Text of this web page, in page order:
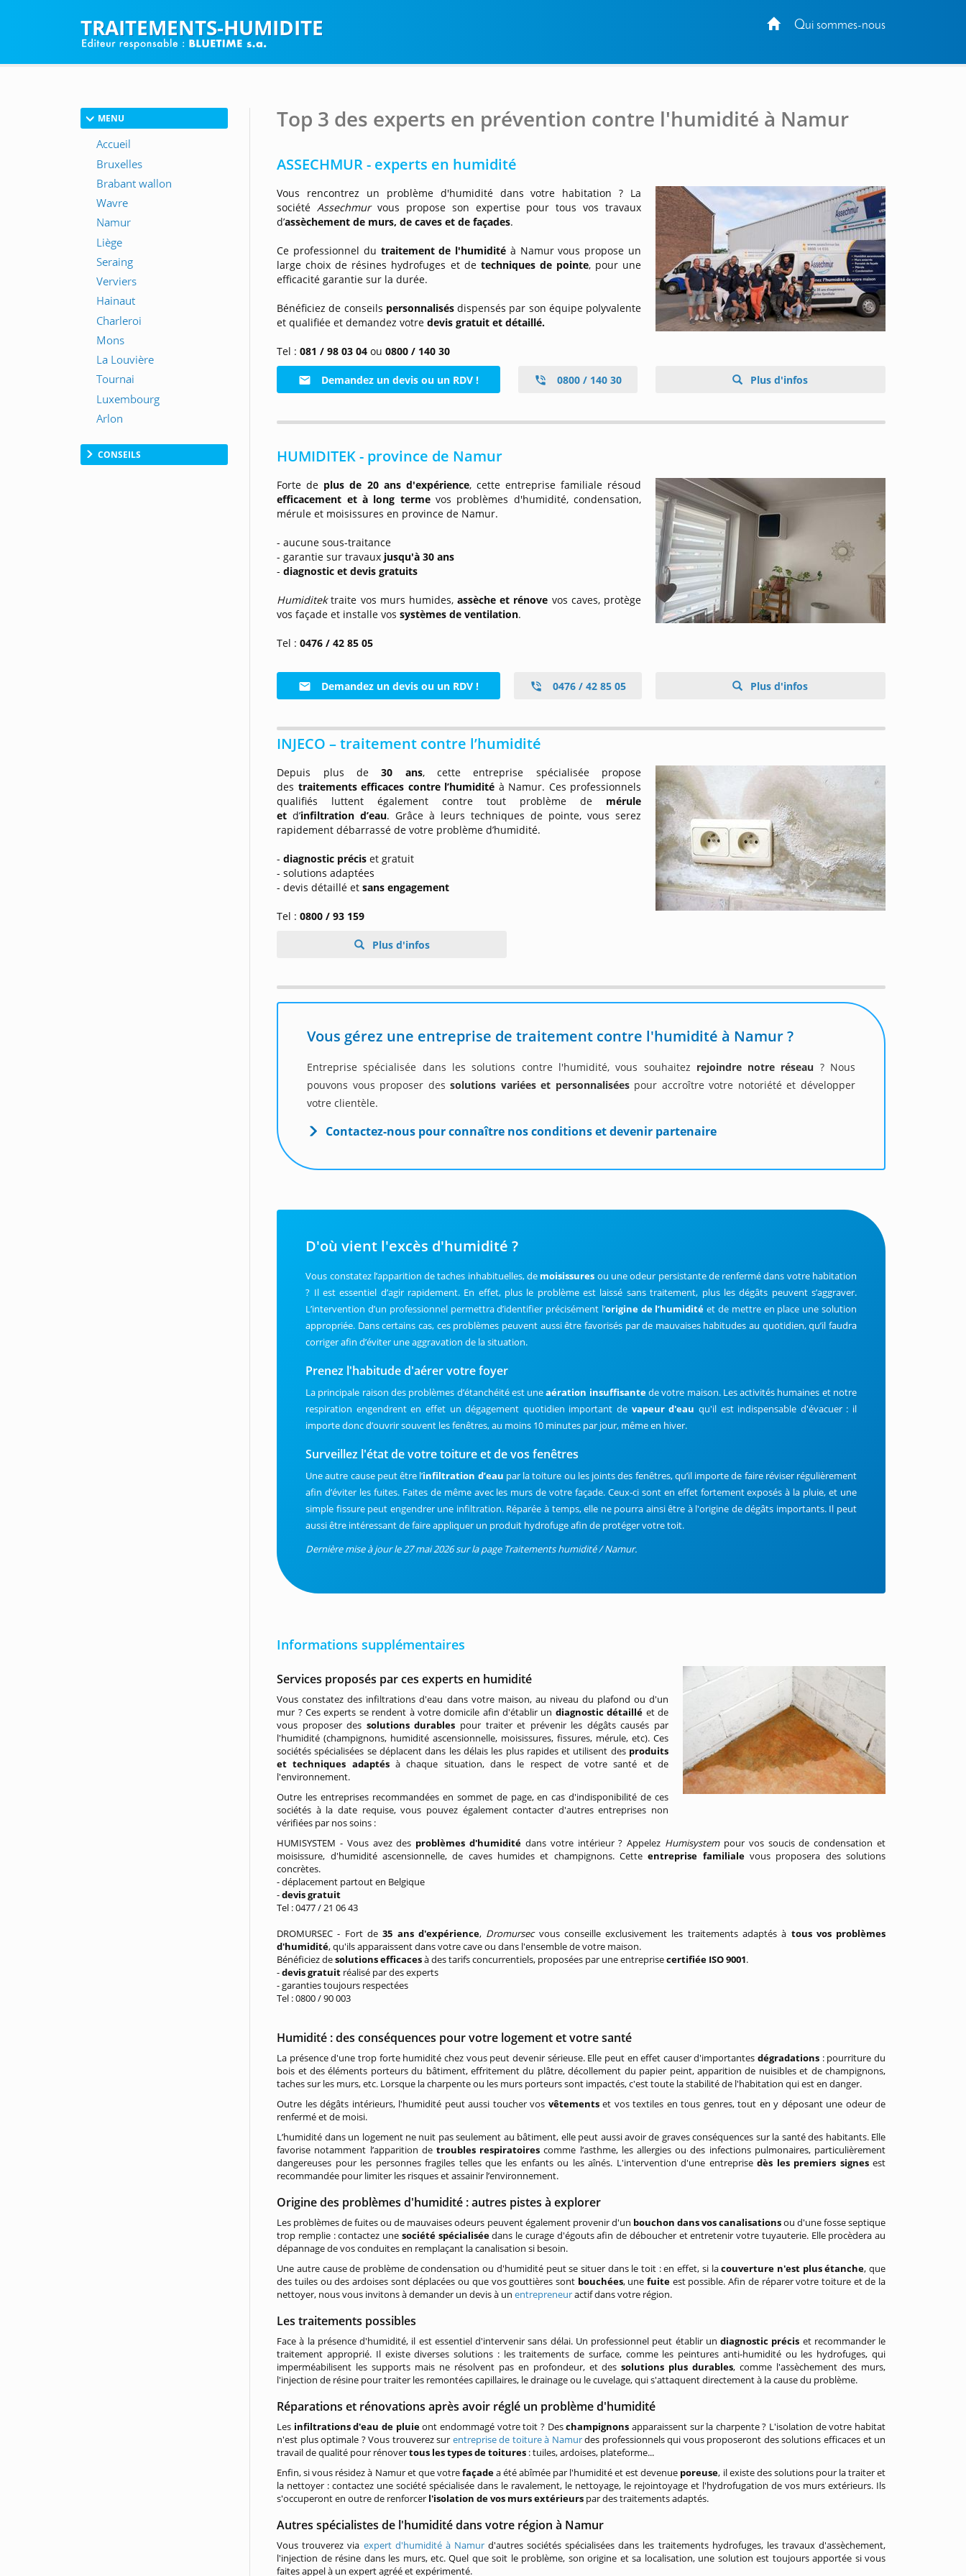
Qui sommes-nous
TRAITEMENTS-HUMIDITE
MENU
CONSEILS
Top 3 des experts en prévention contre l'humidité à Namur
ASSECHMUR - experts en humidité
Vous rencontrez un problème d'humidité dans votre habitation ? La
sociétéAssechmur vous propose son expertise pour tous vos travaux
d’assèchement de murs, de caves et de façades.
Ce professionnel du traitement de l'humidité à Namur vous propose un
large choix de résines hydrofuges et de techniques de pointe, pour une
efficacité garantie sur la durée.
Bénéficiez de conseils personnalisésdispensés par son équipe polyvalente
et qualifiée et demandez votredevis gratuit et détaillé.
Tel :081 / 98 03 04 ou0800 / 140 30
Demandez un devis ou un RDV ! 0800 / 140 30 Plus d'infos
HUMIDITEK - province de Namur
Forte de plus de 20 ans d'expérience, cette entreprise familiale résoud
efficacement et à long termevos problèmes d'humidité, condensation,
mérule et moisissures en province de Namur.
- aucune sous-traitance
- garantie sur travaux jusqu'à 30 ans
-diagnostic et devis gratuits
Humiditektraite vos murs humides,assèche et rénove vos caves, protège
vos façade et installe vossystèmes de ventilation.
Tel :0476 / 42 85 05
Demandez un devis ou un RDV ! 0476 / 42 85 05 Plus d'infos
INJECO – traitement contre l’humidité
Depuis plus de30 ans, cette entreprise spécialisée propose
des traitements efficaces contre l’humidité à Namur. Ces professionnels
qualifiés luttent également contre tout problème de mérule
et d’infiltration d’eau. Grâce à leurs techniques de pointe, vous serez
rapidement débarrassé de votre problème d’humidité.
-diagnostic précis et gratuit
- solutions adaptées
- devis détaillé etsans engagement
Tel :0800 / 93 159
Plus d'infos
Vous gérez une entreprise de traitement contre l'humidité à Namur ?
Entreprise spécialisée dans les solutions contre l'humidité, vous souhaitez rejoindre notre réseau ? Nous
pouvons vous proposer dessolutions variées et personnaliséespour accroître votre notoriété et développer
votre clientèle.
Contactez-nous pour connaître nos conditions et devenir partenaire
D'où vient l'excès d'humidité ?
Vous constatez l’apparition de taches inhabituelles, de moisissures ou une odeur persistante de renfermé dans votre habitation
? Il est essentiel d’agir rapidement. En effet, plus le problème est laissé sans traitement, plus les dégâts peuvent s’aggraver.
L’intervention d’un professionnel permettra d’identifier précisément l’origine de l’humidité et de mettre en place une solution
appropriée. Dans certains cas, ces problèmes peuvent aussi être favorisés par de mauvaises habitudes au quotidien, qu’il faudra
corriger afin d’éviter une aggravation de la situation.
Prenez l'habitude d'aérer votre foyer
La principale raison des problèmes d’étanchéité est uneaération insuffisantede votre maison. Les activités humaines et notre
respiration engendrent en effet un dégagement quotidien important de vapeur d'eau qu'il est indispensable d'évacuer : il
importe donc d’ouvrir souvent les fenêtres, au moins 10 minutes par jour, même en hiver.
Surveillez l'état de votre toiture et de vos fenêtres
Une autre cause peut être l’infiltration d’eau par la toiture ou les joints des fenêtres, qu’il importe de faire réviser régulièrement
afin d’éviter les fuites. Faites de même avec les murs de votre façade. Ceux-ci sont en effet fortement exposés à la pluie, et une
simple fissure peut engendrer une infiltration. Réparée à temps, elle ne pourra ainsi être à l'origine de dégâts importants. Il peut
aussi être intéressant de faire appliquer un produit hydrofuge afin de protéger votre toit.
Dernière mise à jour le 27 mai 2026 sur la page Traitements humidité / Namur.
Informations supplémentaires
Services proposés par ces experts en humidité
Vous constatez des infiltrations d'eau dans votre maison, au niveau du plafond ou d'un
mur ? Ces experts se rendent à votre domicile afin d'établir un diagnostic détaillé et de
vous proposer des solutions durables pour traiter et prévenir les dégâts causés par
l'humidité (champignons, humidité ascensionnelle, moisissures, fissures, mérule, etc). Ces
sociétés spécialisées se déplacent dans les délais les plus rapides et utilisent des produits
et techniques adaptésà chaque situation, dans le respect de votre santé et de
l'environnement.
Outre les entreprises recommandées en sommet de page, en cas d'indisponibilité de ces
sociétés à la date requise, vous pouvez également contacter d'autres entreprises non
vérifiées par nos soins :
HUMISYSTEM - Vous avez des problèmes d'humidité dans votre intérieur ? Appelez Humisystem pour vos soucis de condensation et
moisissure, d'humidité ascensionnelle, de caves humides et champignons. Cetteentreprise familialevous proposera des solutions
concrètes.
- déplacement partout en Belgique
-devis gratuit
Tel : 0477 / 21 06 43
DROMURSEC - Fort de35 ans d'expérience, Dromursec vous conseille exclusivement les traitements adaptés à tous vos problèmes
d'humidité, qu'ils apparaissent dans votre cave ou dans l'ensemble de votre maison.
Bénéficiez desolutions efficacesà des tarifs concurrentiels, proposées par une entreprisecertifiée ISO 9001.
-devis gratuit réalisé par des experts
- garanties toujours respectées
Tel : 0800 / 90 003
Humidité : des conséquences pour votre logement et votre santé
La présence d'une trop forte humidité chez vous peut devenir sérieuse. Elle peut en effet causer d'importantesdégradations : pourriture du
bois et des éléments porteurs du bâtiment, effritement du plâtre, décollement du papier peint, apparition de nuisibles et de champignons,
taches sur les murs, etc. Lorsque la charpente ou les murs porteurs sont impactés, c'est toute la stabilité de l'habitation qui est en danger.
Outre les dégâts intérieurs, l'humidité peut aussi toucher vos vêtementset vos textiles en tous genres, tout en y déposant une odeur de
renfermé et de moisi.
L’humidité dans un logement ne nuit pas seulement au bâtiment, elle peut aussi avoir de graves conséquences sur la santé des habitants. Elle
favorise notamment l’apparition detroubles respiratoires comme l’asthme, les allergies ou des infections pulmonaires, particulièrement
dangereuses pour les personnes fragiles telles que les enfants ou les aînés. L'intervention d'une entreprisedès les premiers signesest
recommandée pour limiter les risques et assainir l’environnement.
Origine des problèmes d'humidité : autres pistes à explorer
Les problèmes de fuites ou de mauvaises odeurs peuvent également provenir d'un bouchon dans vos canalisationsou d'une fosse septique
trop remplie : contactez une société spécialiséedans le curage d'égouts afin de déboucher et entretenir votre tuyauterie. Elle procèdera au
dépannage de vos conduites en remplaçant la canalisation si besoin.
Une autre cause de problème de condensation ou d'humidité peut se situer dans le toit : en effet, si lacouverture n'est plus étanche, que
des tuiles ou des ardoises sont déplacées ou que vos gouttières sont bouchées, unefuite est possible. Afin de réparer votre toiture et de la
nettoyer, nous vous invitons à demander un devis à unentrepreneuractif dans votre région.
Les traitements possibles
Face à la présence d'humidité, il est essentiel d'intervenir sans délai. Un professionnel peut établir undiagnostic précis et recommander le
traitement approprié. Il existe diverses solutions : les traitements de surface, comme les peintures anti-humidité ou les hydrofuges, qui
imperméabilisent les supports mais ne résolvent pas en profondeur, et dessolutions plus durables, comme l'assèchement des murs,
l'injection de résine pour traiter les remontées capillaires, le drainage ou le cuvelage, qui s'attaquent directement à la cause du problème.
Réparations et rénovations après avoir réglé un problème d'humidité
Les infiltrations d'eau de pluieont endommagé votre toit ? Deschampignons apparaissent sur la charpente ? L'isolation de votre habitat
n'est plus optimale ? Vous trouverez sur entreprise de toiture à Namurdes professionnels qui vous proposeront des solutions efficaces et un
travail de qualité pour rénovertous les types de toitures : tuiles, ardoises, plateforme...
Enfin, si vous résidez à Namur et que votrefaçadea été abîmée par l'humidité et est devenue poreuse, il existe des solutions pour la traiter et
la nettoyer : contactez une société spécialisée dans le ravalement, le nettoyage, le rejointoyage et l'hydrofugation de vos murs extérieurs. Ils
s'occuperont en outre de renforcer l'isolation de vos murs extérieurs par des traitements adaptés.
Autres spécialistes de l'humidité dans votre région à Namur
Vous trouverez via expert d'humidité à Namurd'autres sociétés spécialisées dans les traitements hydrofuges, les travaux d'assèchement,
l'injection de résine dans les murs, etc. Quel que soit le problème, son origine et sa localisation, une solution est toujours apportée si vous
faites appel à un expert agréé et expérimenté.